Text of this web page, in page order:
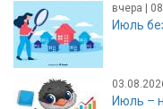
вчера |
Июль
Июль –